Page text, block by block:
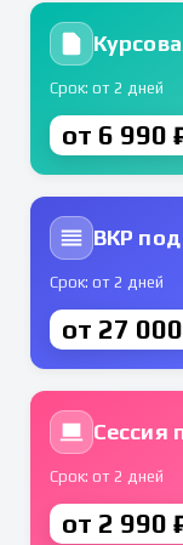
Срок: от 2 дней
от 6 990
ВКР
Срок: от 2 дней
от 27
Сессия
Срок: от 2 дней
от 2 990